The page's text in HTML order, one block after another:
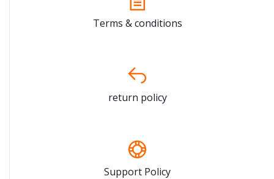
Terms & conditions
return policy
Support Policy